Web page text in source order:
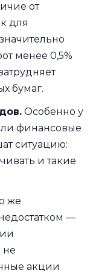
от
для
менее 0,5%
бумаг.
Особенно у
финансовые
ситуацию:
и такие
же
—
акции